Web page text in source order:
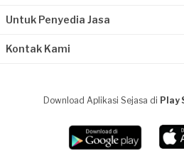
Untuk Penyedia Jasa
Kontak Kami
Download Aplikasi Sejasa di Play